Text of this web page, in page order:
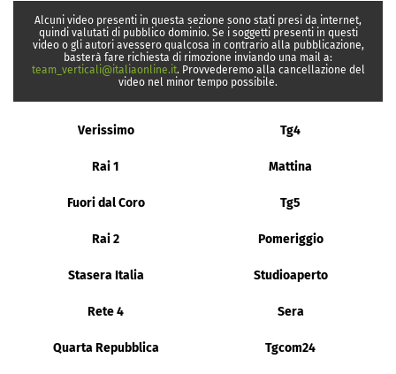
Alcuni video presenti in questa sezione sono stati presi da internet,
quindi valutati di pubblico dominio. Se i soggetti presenti in questi
video o gli autori avessero qualcosa in contrario alla pubblicazione,
basterà fare richiesta di rimozione inviando una mail a:
team_verticali@italiaonline.it. Provvederemo alla cancellazione del
video nel minor tempo possibile.
Verissimo Tg4
Rai 1 Mattina
Fuori dal Coro Tg5
Rai 2 Pomeriggio
Stasera Italia Studioaperto
Rete 4 Sera
Quarta Repubblica Tgcom24